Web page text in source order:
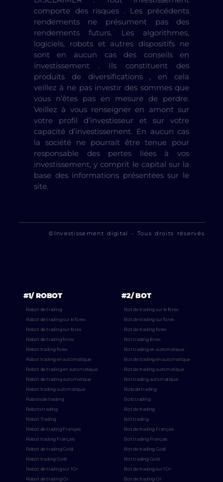
comporte des risques . Les précédents
rendements ne présument pas des
rendements futurs. Les algorithmes,
logiciels, robots et autres dispositifs ne
sont en aucun cas des conseils en
investissement . Ils constituent des
produits de diversifications , en cela
veillez à ne pas investir des sommes que
vous n’êtes pas en mesure de perdre.
Veillez à vous renseigner en amont sur
votre profil d’investisseur et sur votre
capacité d’investissement. En aucun cas
la société ne pourrait être tenue pour
responsable des pertes liées à vos
investissement, y comprit le capital sur la
base des informations présentées sur le
site.
©Investissement digital - Tous droits réservés
#1/ ROBOT
Robot de trading
Robot de trading sur le forex
Robot de trading sur forex
Robot de trading forex
Robot trading forex
Robot trading en automatique
Robot de trading en automatique
Robot de trading automatique
Robot trading automatique
Robots de trading
Robots trading
Robot Trading
Robot de trading Français
Robot trading Français
Robot de trading Gold
Robot trading Gold
Robot de trading sur l’Or
Robot de trading Or
#2/ BOT
Bot de trading sur le forex
Bot de trading sur forex
Bot de trading forex
Bot trading forex
Bot trading en automatique
Bot de trading en automatique
Bot de trading automatique
Bot trading automatique
Bots de trading
Bots trading
Bot de trading
Bot trading
Bot de trading Français
Bot trading Français
Bot de trading Gold
Bot trading Gold
Bot de trading sur l’Or
Bot de trading Or